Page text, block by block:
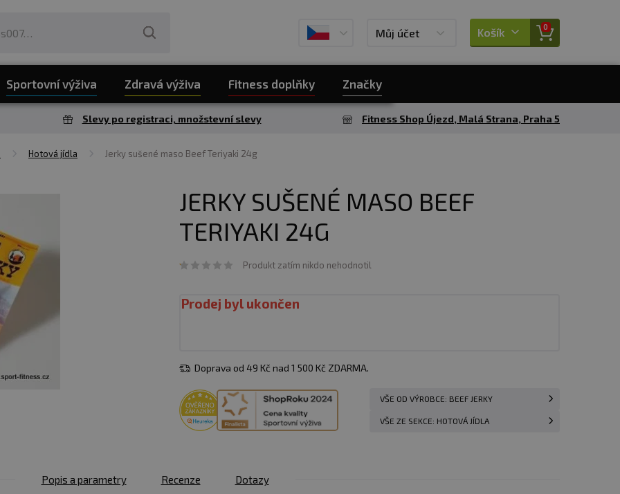
Můj účet Košík 0
Sportovní výživa Zdravá výživa Fitness doplňky Značky
Slevy po registraci, množstevní slevy Fitness Shop Újezd, Malá Strana, Praha 5
Hotová jídla Jerky sušené maso Beef Teriyaki 24g
JERKY SUŠENÉ MASO BEEF
TERIYAKI 24G
Produkt zatím nikdo nehodnotil
Prodej byl ukončen
Doprava od 49 Kč nad 1 500 Kč ZDARMA.
VŠE OD VÝROBCE: BEEF JERKY
VŠE ZE SEKCE: HOTOVÁ JÍDLA
Popis a parametry Recenze Dotazy